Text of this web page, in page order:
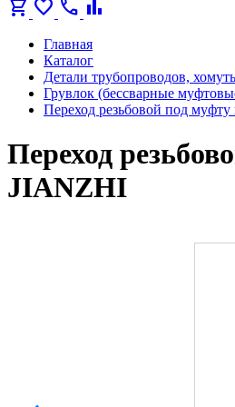
shopping_cart favorite call bar_chart
Главная
Каталог
Детали трубопроводов,
Грувлок (бессварные
Переход резьбовой под
Переход
JIANZHI